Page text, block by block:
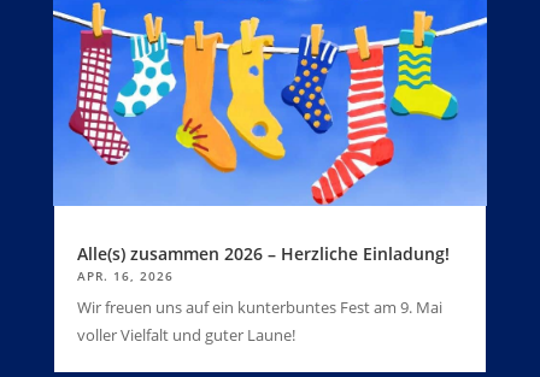
Alle(s) zusammen 2026 – Herzliche Einladung!
APR. 16, 2026
Wir freuen uns auf ein kunterbuntes Fest am 9. Mai
voller Vielfalt und guter Laune!